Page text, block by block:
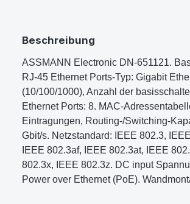
Beschreibung
ASSMANN Electronic DN-651121.
RJ-45 Ethernet Ports-Typ: Gigabit
(10/100/1000), Anzahl der
Ethernet Ports: 8. MAC-
Eintragungen, Routing-/Switching-
Gbit/s. Netzstandard: IEEE 802.3,
IEEE 802.3af, IEEE 802.3at, IEEE
802.3x, IEEE 802.3z. DC input
Power over Ethernet (PoE).